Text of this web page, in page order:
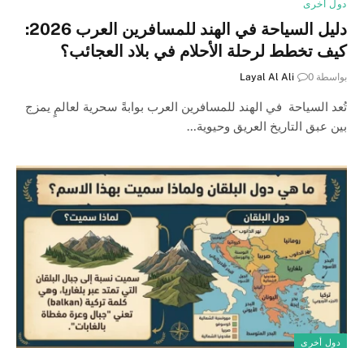
دول أخرى
دليل السياحة في الهند للمسافرين العرب 2026:
كيف تخطط لرحلة الأحلام في بلاد العجائب؟
بواسطة Layal Al Ali 0
تُعد السياحة في الهند للمسافرين العرب بوابةً سحرية لعالمٍ يمزج
بين عبق التاريخ العريق وحيوية…
دول أخرى